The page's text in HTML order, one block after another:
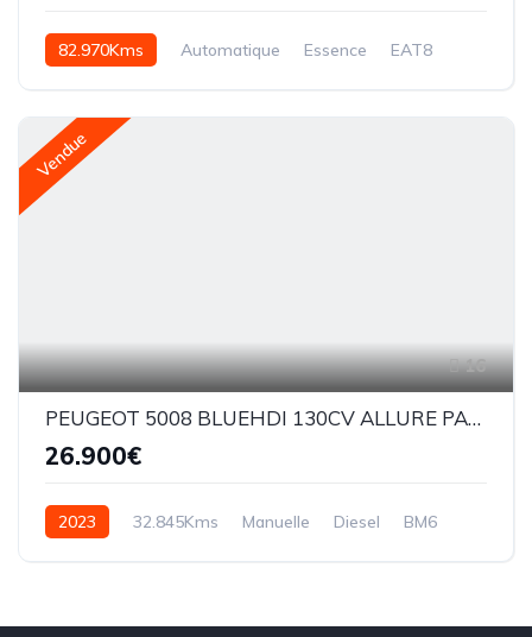
82.970Kms Automatique Essence EAT8
Vendue
16
PEUGEOT 5008 BLUEHDI 130CV ALLURE PACK 7 PLACES
26.900€
2023 32.845Kms Manuelle Diesel BM6